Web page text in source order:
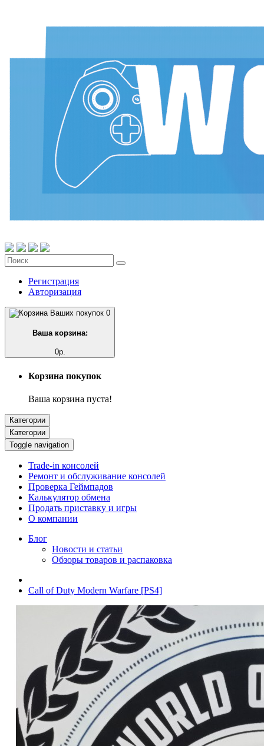
Регистрация
Авторизация
0
Ваша корзина:
0р.
Корзина покупок
Ваша корзина пуста!
Категории
Категории
Toggle navigation
Trade-in консолей
Ремонт и обслуживание консолей
Проверка Геймпадов
Калькулятор обмена
Продать приставку и игры
О компании
Блог
Новости и статьи
Обзоры товаров и распаковка
Call of Duty Modern Warfare [PS4]